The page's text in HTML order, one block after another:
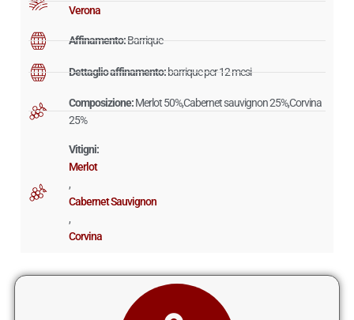
Verona
Affinamento:Barrique
Dettaglio affinamento:barrique per 12 mesi
Composizione:Merlot 50%,Cabernet sauvignon 25%,Corvina
25%
Vitigni:
Merlot
,
Cabernet Sauvignon
,
Corvina